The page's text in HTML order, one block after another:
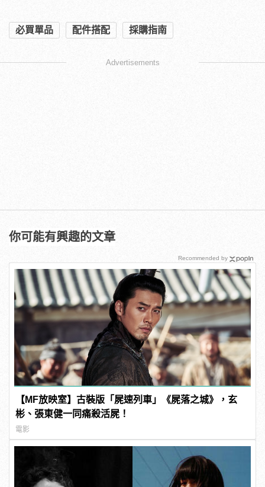
必買單品 配件搭配 採購指南
Advertisements
你可能有興趣的文章
【MF放映室】古裝版「屍速列車」《屍落之城》，玄
彬、張東健一同痛殺活屍！
電影
Recommended by